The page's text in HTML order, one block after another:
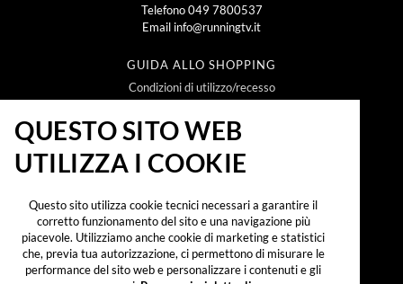
Telefono049 7800537
Email info@runningtv.it
GUIDA ALLO SHOPPING
Condizioni di utilizzo/recesso
Metodi e spese di spedizione
Policy Privacy
Policy Cookie
NEWSLETTER
Iscrivendomi alla newsletter dichiaro di aver preso
visione dell'informativa sul trattamento dei dati
personali secondo il reg. UE 2016/679 ("GDPR")
QUESTO SITO WEB
UTILIZZA I COOKIE
Questo sito utilizza cookie tecnici necessari a garantire il
corretto funzionamento del sito e una navigazione più
piacevole. Utilizziamo anche cookie di marketing e statistici
che, previa tua autorizzazione, ci permettono di misurare le
performance del sito web e personalizzare i contenuti e gli